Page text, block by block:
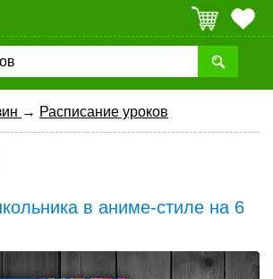
→ Расписание уроков
в аниме-стиле на 6